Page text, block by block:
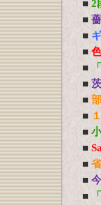
■ 2
■
■
■
■
■
■
■
■
■
■
■
■